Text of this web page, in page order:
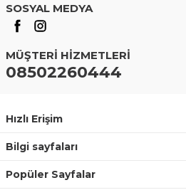
SOSYAL MEDYA
MÜŞTERI HIZMETLERI
08502260444
Hızlı Erişim
Bilgi sayfaları
Popüler Sayfalar